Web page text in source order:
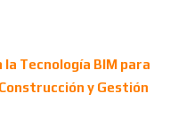
Tecnología BIM para
y Gestión